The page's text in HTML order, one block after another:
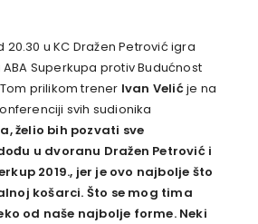
u KC Dražen Petrović igra
Superkupa protiv Budućnost
prilikom trener Ivan Velićje na
svih sudionika
želio bih pozvati sve
u dvoranu Dražen Petrović i
2019., jer je ovo najbolje što
košarci. Što se mog tima
od naše najbolje forme. Neki